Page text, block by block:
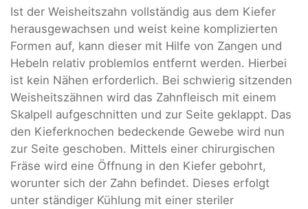
Ist der Weisheitszahn vollständig aus dem Kiefer
herausgewachsen und weist keine komplizierten
Formen auf, kann dieser mit Hilfe von Zangen und
Hebeln relativ problemlos entfernt werden. Hierbei
ist kein Nähen erforderlich. Bei schwierig sitzenden
Weisheitszähnen wird das Zahnfleisch mit einem
Skalpell aufgeschnitten und zur Seite geklappt. Das
den Kieferknochen bedeckende Gewebe wird nun
zur Seite geschoben. Mittels einer chirurgischen
Fräse wird eine Öffnung in den Kiefer gebohrt,
worunter sich der Zahn befindet. Dieses erfolgt
unter ständiger Kühlung mit einer steriler